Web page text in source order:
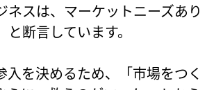
スは、マーケットニーズあり
断言しています。
を決めるため、「市場をつく